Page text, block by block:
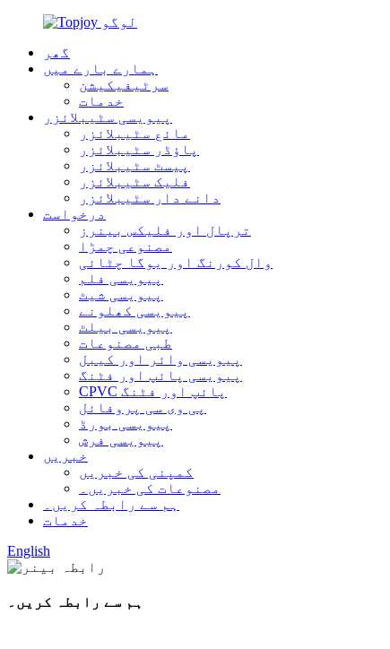
گھر
ہمارے بارے میں
سرٹیفیکیشن
خدمات
پیویسی سٹیبلائزر
مائع سٹیبلائزر
پاؤڈر سٹیبلائزر
پیسٹ سٹیبلائزر
فلیک سٹیبلائزر
دانے دار سٹیبلائزر
درخواست
ترپال اور فلیکس بینرز
مصنوعی چمڑا
وال کورنگ اور یوگا چٹائی
پیویسی فلم
پیویسی شیٹ
پیویسی کھلونے
پیویسی بیلٹ
طبی مصنوعات
پیویسی وائر اور کیبل
پیویسی پائپ اور فٹنگ
CPVC پائپ اور فٹنگ
پی وی سی پروفائل
پیویسی بورڈ
پیویسی فرش
خبریں
کمپنی کی خبریں
مصنوعات کی خبریں۔
ہم سے رابطہ کریں۔
خدمات
English
ہم سے رابطہ کریں۔